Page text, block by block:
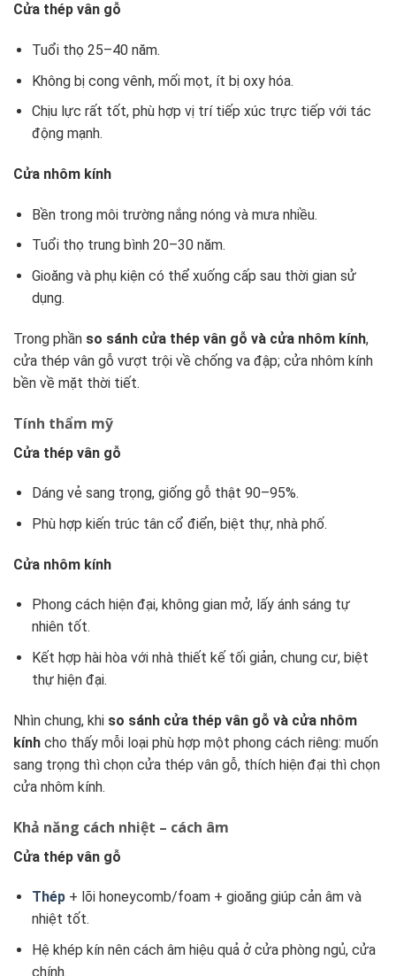
Cửa thép vân gỗ
Tuổi thọ 25–40 năm.
Không bị cong vênh, mối mọt, ít bị oxy hóa.
Chịu lực rất tốt, phù hợp vị trí tiếp xúc trực tiếp với tác
động mạnh.
Cửa nhôm kính
Bền trong môi trường nắng nóng và mưa nhiều.
Tuổi thọ trung bình 20–30 năm.
Gioăng và phụ kiện có thể xuống cấp sau thời gian sử
dụng.
Trong phần so sánh cửa thép vân gỗ và cửa nhôm kính,
cửa thép vân gỗ vượt trội về chống va đập; cửa nhôm kính
bền về mặt thời tiết.
Tính thẩm mỹ
Cửa thép vân gỗ
Dáng vẻ sang trọng, giống gỗ thật 90–95%.
Phù hợp kiến trúc tân cổ điển, biệt thự, nhà phố.
Cửa nhôm kính
Phong cách hiện đại, không gian mở, lấy ánh sáng tự
nhiên tốt.
Kết hợp hài hòa với nhà thiết kế tối giản, chung cư, biệt
thự hiện đại.
Nhìn chung, khi so sánh cửa thép vân gỗ và cửa nhôm
kính cho thấy mỗi loại phù hợp một phong cách riêng: muốn
sang trọng thì chọn cửa thép vân gỗ, thích hiện đại thì chọn
cửa nhôm kính.
Khả năng cách nhiệt – cách âm
Cửa thép vân gỗ
Thép+ lõi honeycomb/foam + gioăng giúp cản âm và
nhiệt tốt.
Hệ khép kín nên cách âm hiệu quả ở cửa phòng ngủ, cửa
chính.